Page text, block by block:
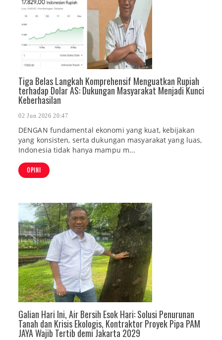
Tiga Belas Langkah Komprehensif Menguatkan Rupiah
terhadap Dolar AS: Dukungan Masyarakat Menjadi Kunci
Keberhasilan
02 Jun 2026 20:47
DENGAN fundamental ekonomi yang kuat, kebijakan
yang konsisten, serta dukungan masyarakat yang luas,
Indonesia tidak hanya mampu m...
OPINI
Galian Hari Ini, Air Bersih Esok Hari: Solusi Penurunan
Tanah dan Krisis Ekologis, Kontraktor Proyek Pipa PAM
JAYA Wajib Tertib demi Jakarta 2029